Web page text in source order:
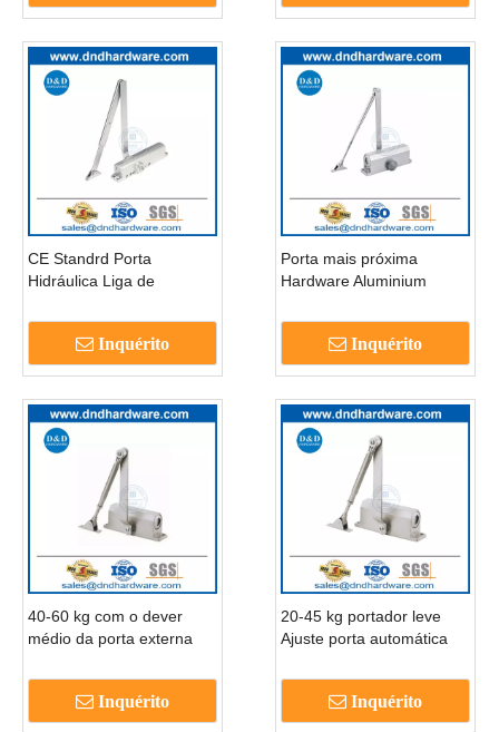
DDDC048
CE Standrd Porta
Hidráulica Liga de
Closers de porta
automática-DDDC046
Inquérito
Porta mais próxima
Hardware Aluminium
com Hold Open-DDDC003
Inquérito
40-60 kg com o dever
médio da porta externa
DDDC002
Inquérito
20-45 kg portador leve
Ajuste porta automática
Inquérito